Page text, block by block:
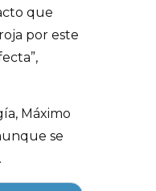
que
por este
Máximo
se